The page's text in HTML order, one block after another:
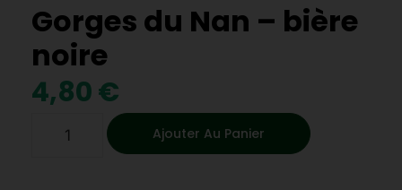
Gorges du Nan – bière
noire
4,80€
Ajouter Au Panier